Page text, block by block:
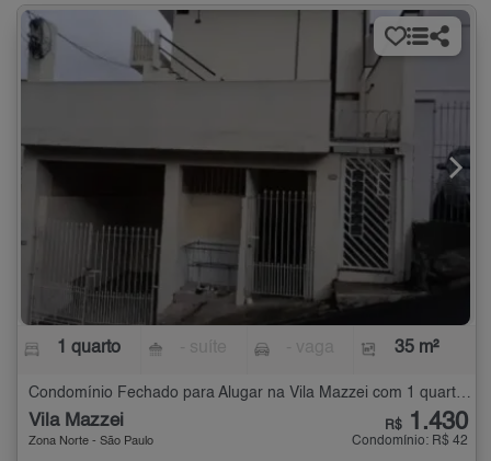
1 quarto 35 m²
Condomínio Fechado para Alugar na Vila Mazzei com 1 quarto - 35 m²
Vila Mazzei
Zona Norte - São Paulo
R$ 1.430
Condomínio: R$ 42